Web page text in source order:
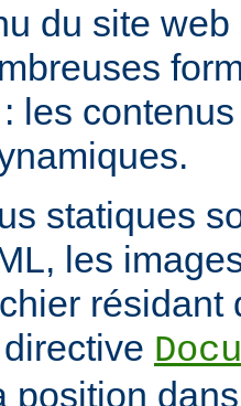
du site
les
statiques
les
résidant
position